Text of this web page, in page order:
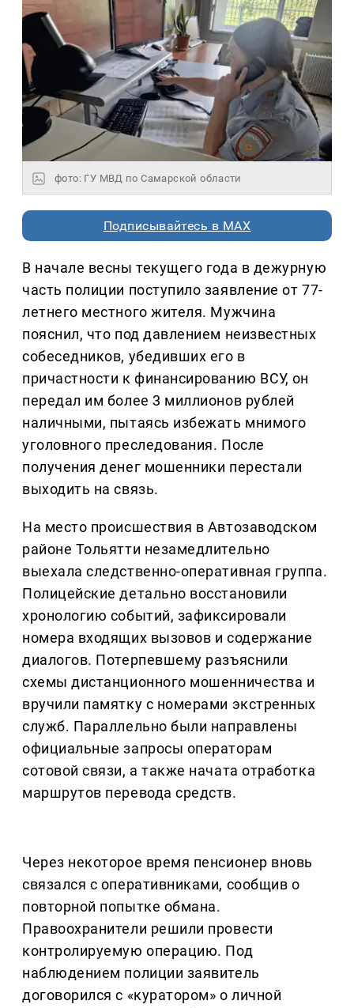
фото: ГУ МВД по Самарской области
Подписывайтесь в MAX
В начале весны текущего года в дежурную
часть полиции поступило заявление от 77-
летнего местного жителя. Мужчина
пояснил, что под давлением неизвестных
собеседников, убедивших его в
причастности к финансированию ВСУ, он
передал им более 3 миллионов рублей
наличными, пытаясь избежать мнимого
уголовного преследования. После
получения денег мошенники перестали
выходить на связь.
На место происшествия в Автозаводском
районе Тольятти незамедлительно
выехала следственно-оперативная группа.
Полицейские детально восстановили
хронологию событий, зафиксировали
номера входящих вызовов и содержание
диалогов. Потерпевшему разъяснили
схемы дистанционного мошенничества и
вручили памятку с номерами экстренных
служб. Параллельно были направлены
официальные запросы операторам
сотовой связи, а также начата отработка
маршрутов перевода средств.
Через некоторое время пенсионер вновь
связался с оперативниками, сообщив о
повторной попытке обмана.
Правоохранители решили провести
контролируемую операцию. Под
наблюдением полиции заявитель
договорился с «куратором» о личной